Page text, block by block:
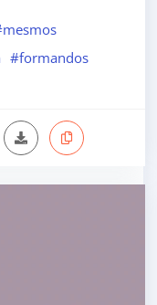
#formandos